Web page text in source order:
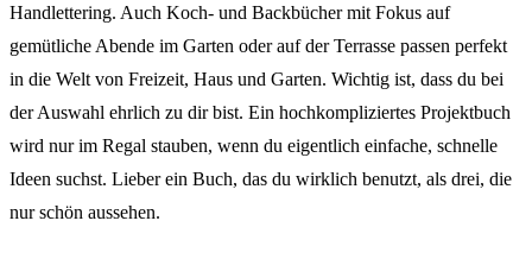
Handlettering. Auch Koch- und Backbücher mit Fokus auf
gemütliche Abende im Garten oder auf der Terrasse passen perfekt
in die Welt von Freizeit, Haus und Garten. Wichtig ist, dass du bei
der Auswahl ehrlich zu dir bist. Ein hochkompliziertes Projektbuch
wird nur im Regal stauben, wenn du eigentlich einfache, schnelle
Ideen suchst. Lieber ein Buch, das du wirklich benutzt, als drei, die
nur schön aussehen.